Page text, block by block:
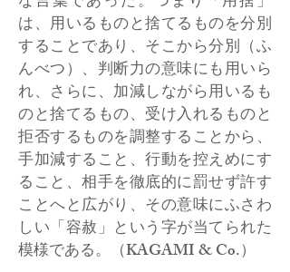
は、用いるものと捨てるものを分別
することであり、そこから分別（ふ
んべつ）、判断力の意味にも用いら
れ、さらに、加減しながら用いるも
のと捨てるもの、受け入れるものと
拒否するものを調整することから、
手加減すること、行動を控えめにす
ること、相手を徹底的に罰せず許す
ことへと広がり、その意味にふさわ
しい「容赦」という字が当てられた
模様である。（KAGAMI & Co.）